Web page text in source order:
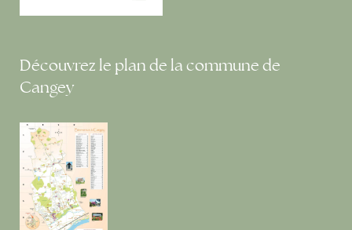
Découvrez le plan de la commune de
Cangey